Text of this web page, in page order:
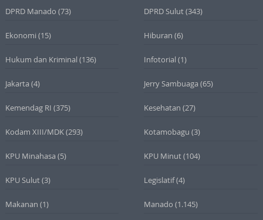
DPRD Manado (73) DPRD Sulut(343)
Ekonomi (15) Hiburan (6)
Hukum dan Kriminal (136) Infotorial (1)
Jakarta (4) Jerry Sambuaga (65)
Kemendag RI (375) Kesehatan (27)
Kodam XIII/MDK(293) Kotamobagu (3)
KPU Minahasa (5) KPU Minut(104)
KPU Sulut(3) Legislatif(4)
Makanan (1) Manado (1.145)